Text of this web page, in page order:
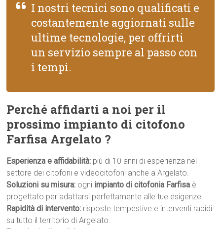
I nostri tecnici sono qualificati e
costantemente aggiornati sulle
ultime tecnologie, per offrirti
un servizio sempre al passo con
i tempi.
Perché affidarti a noi per il
prossimo impianto di citofono
Farfisa Argelato ?
Esperienza e affidabilità: più di 10 anni di esperienza nel
settore dei citofoni e videocitofoni anche a Argelato.
Soluzioni su misura: ogni impianto di citofonia Farfisa è
progettato per adattarsi perfettamente alle tue esigenze.
Rapidità di intervento: risposte tempestive e interventi rapidi
su tutto il territorio di Argelato.